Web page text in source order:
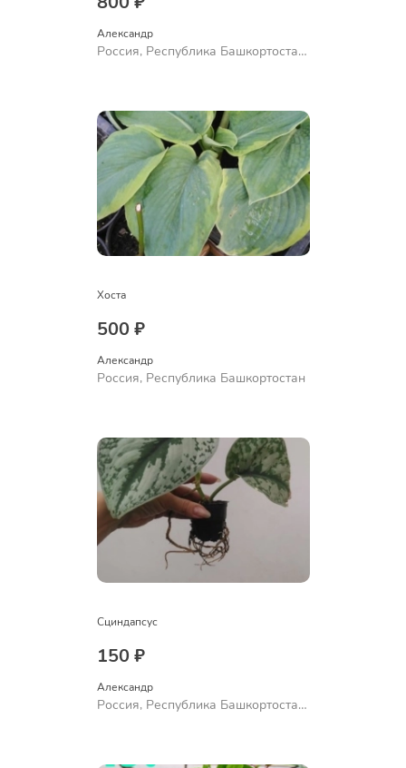
Александр
Россия, Республика Башкортостан,
Хоста
500 ₽
Александр
Россия, Республика Башкортостан
Сциндапсус
150 ₽
Александр
Россия, Республика Башкортостан,